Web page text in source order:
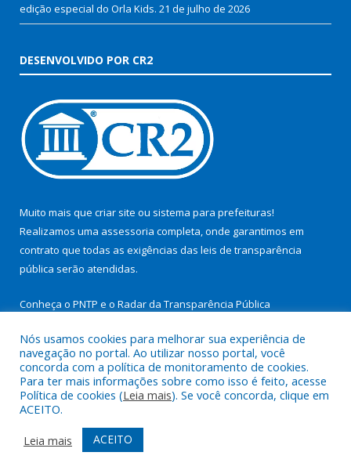
edição especial do Orla Kids. 21 de julho de 2026
DESENVOLVIDO POR CR2
Muito mais que criar site ou sistema para prefeituras!
Realizamos uma assessoria completa, onde garantimos em
contrato que todas as exigências das leis de transparência
pública serão atendidas.
Conheça o PNTP e o Radar da Transparência Pública
Todos os direitos reservados a Prefeitura Municipal de São
Miguel do Guamá.
Mapa do Site
Acessar Área Administrativa
Acessar Webmail
Nós usamos cookies para melhorar sua experiência de
navegação no portal. Ao utilizar nosso portal, você
concorda com a política de monitoramento de cookies.
Para ter mais informações sobre como isso é feito, acesse
Política de cookies (Leia mais). Se você concorda, clique em
ACEITO.
Leia mais
ACEITO